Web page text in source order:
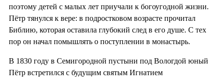
поэтому детей с малых лет приучали к богоугодной жизни.
Пётр тянулся к вере: в подростковом возрасте прочитал
Библию, которая оставила глубокий след в его душе. С тех
пор он начал помышлять о поступлении в монастырь.
В 1830 году в Семигородной пустыни под Вологдой юный
Пётр встретился с будущим святым Игнатием